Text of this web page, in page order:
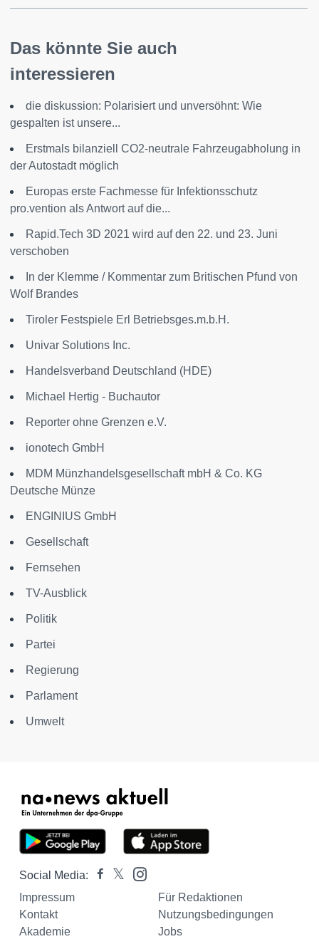
Das könnte Sie auch
interessieren
die diskussion: Polarisiert und unversöhnt: Wie
gespalten ist unsere...
Erstmals bilanziell CO2-neutrale Fahrzeugabholung in
der Autostadt möglich
Europas erste Fachmesse für Infektionsschutz
pro.vention als Antwort auf die...
Rapid.Tech 3D 2021 wird auf den 22. und 23. Juni
verschoben
In der Klemme / Kommentar zum Britischen Pfund von
Wolf Brandes
Tiroler Festspiele Erl Betriebsges.m.b.H.
Univar Solutions Inc.
Handelsverband Deutschland (HDE)
Michael Hertig - Buchautor
Reporter ohne Grenzen e.V.
ionotech GmbH
MDM Münzhandelsgesellschaft mbH & Co. KG
Deutsche Münze
ENGINIUS GmbH
Gesellschaft
Fernsehen
TV-Ausblick
Politik
Partei
Regierung
Parlament
Umwelt
Social Media:
Impressum
Für Redaktionen
Kontakt
Nutzungsbedingungen
Akademie
Jobs